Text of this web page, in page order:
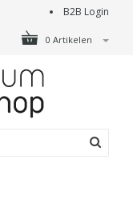
B2B Login
0 Artikelen